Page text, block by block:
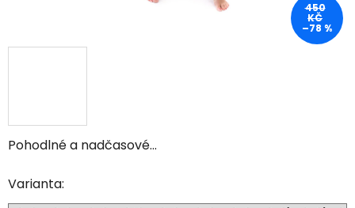
Pohodlné a nadčasové...
Varianta:
450
KČ
–78 %